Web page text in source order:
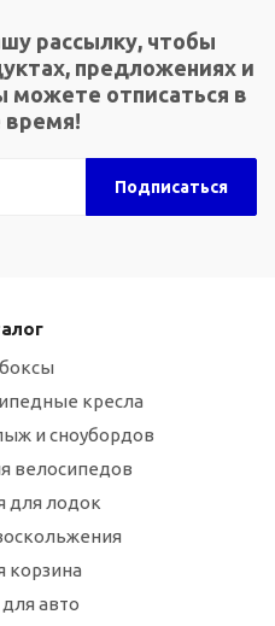
рассылку, чтобы
предложениях и
можете отписаться в
кресла
и сноубордов
велосипедов
для лодок
корзина
авто